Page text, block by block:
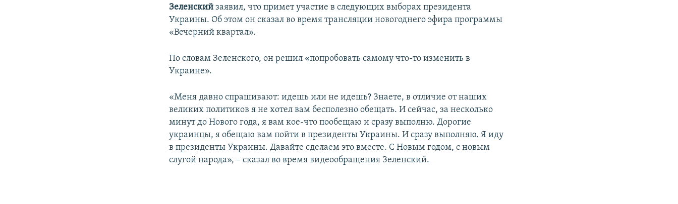
Зеленскийзаявил, что примет участие в следующих выборах президента
Украины. Об этом он сказал во время трансляции новогоднего эфира программы
«Вечерний квартал».
По словам Зеленского, он решил «попробовать самому что-то изменить в
Украине».
«Меня давно спрашивают: идешь или не идешь? Знаете, в отличие от наших
великих политиков я не хотел вам бесполезно обещать. И сейчас, за несколько
минут до Нового года, я вам кое-что пообещаю и сразу выполню. Дорогие
украинцы, я обещаю вам пойти в президенты Украины. И сразу выполняю. Я иду
в президенты Украины. Давайте сделаем это вместе. С Новым годом, с новым
слугой народа», – сказал во время видеообращения Зеленский.